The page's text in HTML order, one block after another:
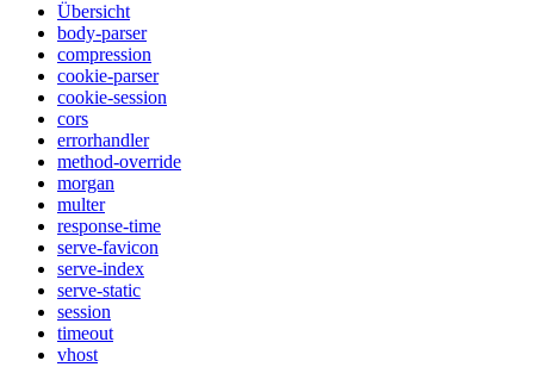
Übersicht
body-parser
compression
cookie-parser
cookie-session
cors
errorhandler
method-override
morgan
multer
response-time
serve-favicon
serve-index
serve-static
session
timeout
vhost